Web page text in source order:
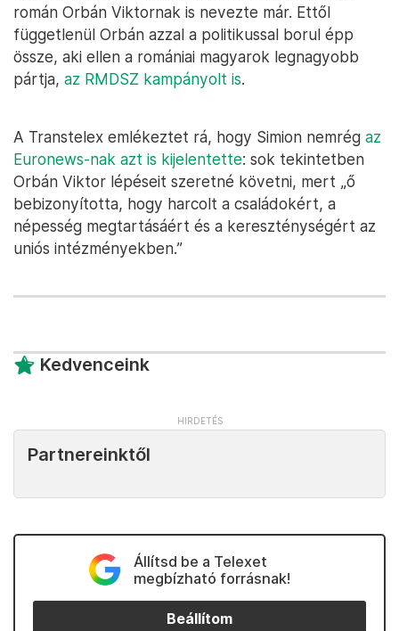
román Orbán Viktornak is nevezte már. Ettől
függetlenül Orbán azzal a politikussal borul épp
össze, aki ellen a romániai magyarok legnagyobb
pártja, az RMDSZ kampányolt is.
A Transtelex emlékeztet rá, hogy Simion nemrég az
Euronews-nak azt is kijelentette: sok tekintetben
Orbán Viktor lépéseit szeretné követni, mert „ő
bebizonyította, hogy harcolt a családokért, a
népesség megtartásáért és a kereszténységért az
uniós intézményekben.”
Kedvenceink
Partnereinktől
Állítsd be a Telexet
megbízható forrásnak!
Beállítom